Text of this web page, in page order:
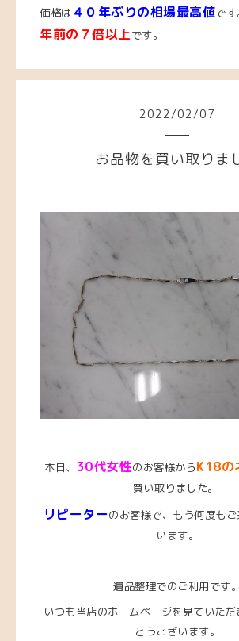
価格は ４０年ぶりの相場最高値です
年前の７倍以上です。
2022 /02 /07
お品物を買い取りま
本日、 30代女性のお客様からK18の
買い取りました。
リピーターのお客様で、もう何度も
います。
遺品整理でのご利用です。
いつも当店のホームページを見ていた
とうございます。